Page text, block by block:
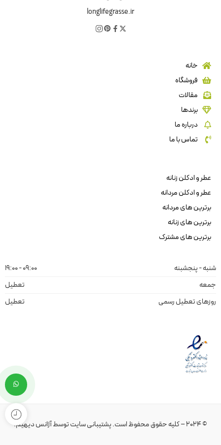
longlifegrasse.ir
خانه
فروشگاه
مقالات
برندها
درباره ما
تماس با ما
عطر و ادکلن زنانه
عطر و ادکلن مردانه
برترین های مردانه
برترین های زنانه
برترین های مشترک
شنبه - پنجشبنه
09:00 - 19:00
جمعه
تعطیل
روزهای تعطیل رسمی
تعطیل
© 2024 – کلیه حقوق محفوظ است. پشتیبانی سایتتوسطآژانس دیهیم.